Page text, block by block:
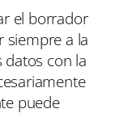
el borrador
siempre a la
datos con la
puede